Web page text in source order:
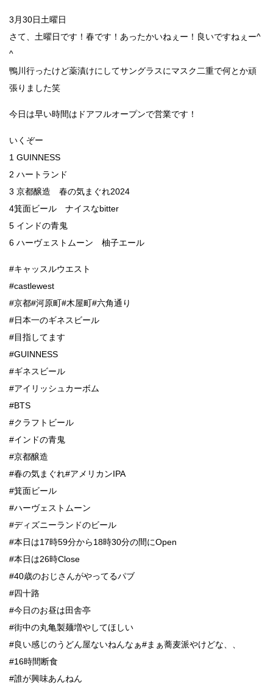
3月30日土曜日
さて、土曜日です！春です！あったかいねぇー！良いですねぇー^
^
鴨川行ったけど薬漬けにしてサングラスにマスク二重で何とか頑
張りました笑
今日は早い時間はドアフルオープンで営業です！
いくぞー
1 GUINNESS
2 ハートランド
3 京都醸造 春の気まぐれ2024
4箕面ビール ナイスなbitter
5 インドの青鬼
6 ハーヴェストムーン 柚子エール
#キャッスルウエスト
#castlewest
#京都#河原町#木屋町#六角通り
#日本一のギネスビール
#目指してます
#GUINNESS
#ギネスビール
#アイリッシュカーボム
#BTS
#クラフトビール
#インドの青鬼
#京都醸造
#春の気まぐれ#アメリカンIPA
#箕面ビール
#ハーヴェストムーン
#ディズニーランドのビール
#本日は17時59分から18時30分の間にOpen
#本日は26時Close
#40歳のおじさんがやってるパブ
#四十路
#今日のお昼は田舎亭
#街中の丸亀製麺増やしてほしい
#良い感じのうどん屋ないねんなぁ#まぁ蕎麦派やけどな、、
#16時間断食
#誰が興味あんねん